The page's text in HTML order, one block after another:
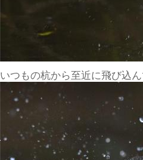
いつもの杭から至近に飛び込